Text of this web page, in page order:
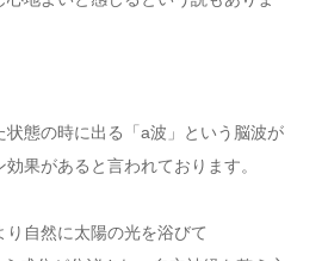
状態の時に出る「a波」という脳波が
果があると言われております。
自然に太陽の光を浴びて